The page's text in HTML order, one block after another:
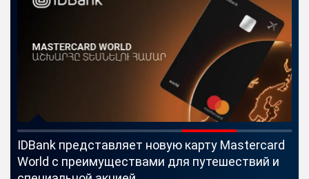
IDBank представляет новую карту Mastercard
World с преимуществами для путешествий и